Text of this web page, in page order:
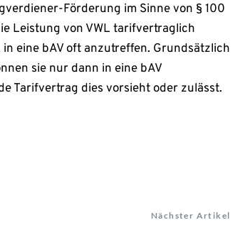
Förderung im Sinne von § 100
Leistung von VWL tarifvertraglich
eine bAV oft anzutreffen. Grundsätzlich
sie nur dann in eine bAV
Tarifvertrag dies vorsieht oder zulässt.
Nächster Artikel